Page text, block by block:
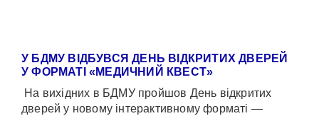
У БДМУ ВІДБУВСЯ ДЕНЬ ВІДКРИТИХ ДВЕРЕЙ
У ФОРМАТІ «МЕДИЧНИЙ КВЕСТ»
На вихідних в БДМУ пройшов День відкритих
дверей у новому інтерактивному форматі —